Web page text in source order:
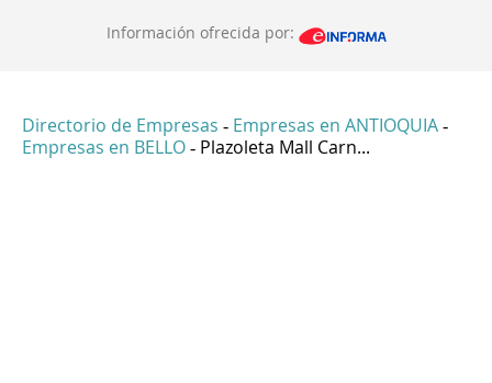
Información ofrecida por:
Directorio de Empresas - Empresas en ANTIOQUIA -
Empresas en BELLO - Plazoleta Mall Carn...